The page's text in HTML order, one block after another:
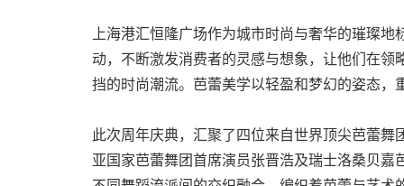
上海港汇恒隆广场作为城市时尚与奢华的璀璨
动，不断激发消费者的灵感与想象，让他们在
挡的时尚潮流。芭蕾美学以轻盈和梦幻的姿态
此次周年庆典，汇聚了四位来自世界顶尖芭蕾
亚国家芭蕾舞团首席演员张晋浩及瑞士洛桑贝